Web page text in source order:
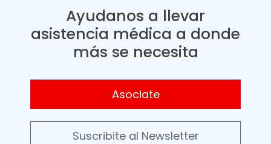
Ayudanos a llevar
asistencia médica a donde
más se necesita
Asociate
Suscribite al Newsletter